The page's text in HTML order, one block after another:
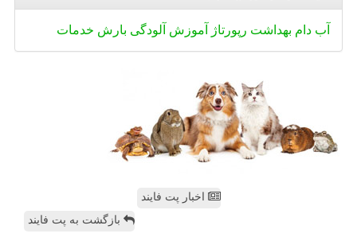
آب دام بهداشت رپورتاژ آموزش آلودگی بارش خدمات
اخبار پت فایند
بازگشت به پت فایند